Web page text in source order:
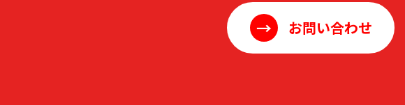
→ お問い合わせ